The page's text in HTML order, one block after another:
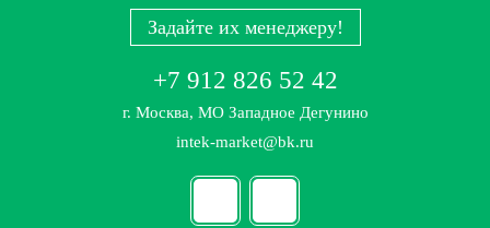
Задайте их менеджеру!
+7 912 826 52 42
г. Москва, МО Западное Дегунино
intek-market@bk.ru